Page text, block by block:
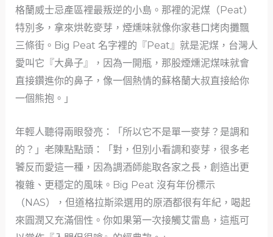
格蘭威士忌產區裡最叛逆的小島。那裡的泥煤（Peat）
特別多，拿來烘乾麥芽，煙燻味就像你家巷口烤肉攤飄
三條街。Big Peat 名字裡的『Peat』就是泥煤，台灣人
愛叫它『大鼻子』，因為一開瓶，那股煙燻泥煤味就會
直接鑽進你的鼻子，像一個熱情的蘇格蘭大叔直接給你
一個熊抱。」
年輕人聽得兩眼發亮：「所以它不是單一麥芽？是調和
的？」老陳點點頭：「對，但別小看調和麥芽，很多老
饕反而愛這一種，因為調酒師能取各家之長，創造出更
複雜、更穩定的風味。Big Peat 沒有年份標示
（NAS），但道格拉斯梁選用的原酒都很有年紀，喝起
來圓潤又充滿個性。你如果第一次接觸艾雷島，這瓶可